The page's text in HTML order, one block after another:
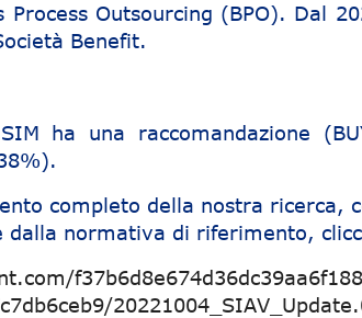
Process Outsourcing (BPO). Dal
Benefit.
ha una raccomandazione
completo della nostra ricerca,
dalla normativa di riferimento,